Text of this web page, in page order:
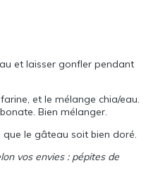
et laisser gonfler pendant
et le mélange chia/eau.
Bien mélanger.
que le gâteau soit bien doré.
vos envies : pépites de